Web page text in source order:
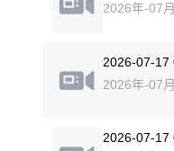
2026年-07
2026-07-17
2026年-07
2026-07-17